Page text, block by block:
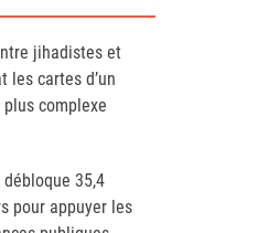
jihadistes et
les cartes d’un
complexe
débloque 35,4
pour appuyer les